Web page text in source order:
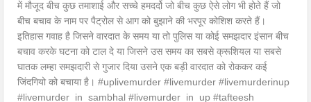
में मौजूद बीच कुछ तमाशाई और सच्चे हमदर्दो जो बीच कुछ ऐसे लोग भी होते हैं जो
बीच बचाव के नाम पर पैट्रोल से आग को बुझाने की भरपूर कोशिश करते हैं।
इतिहास गवाह है जिसने वारदात के समय या तो पुलिस या कोई समझदार इंसान बीच
बचाव करके घटना को टाल दे या जिसने उस समय का सबसे क्रूशियल या सबसे
घातक लम्हा समझदारी से गुजार दिया उसने एक बड़ी वारदात को रोककर कई
जिंदगियो को बचाया है। #uplivemurder #livemurder #livemurderinup
#livemurder_in_sambhal #livemurder_in_up #tafteesh